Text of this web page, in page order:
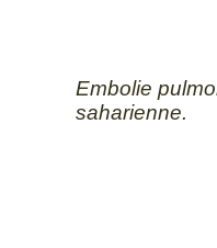
Embolie
saharienne.